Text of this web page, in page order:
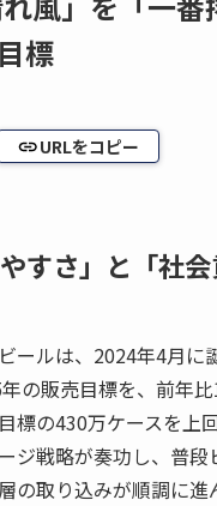
標
URLをコピー
やすさ」と「社
ールは、2024年4月に
の販売目標を、前年
標の430万ケースを上
ジ戦略が奏功し、普
の取り込みが順調に